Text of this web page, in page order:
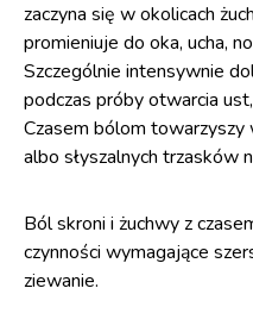
zaczyna się w okolicach
promieniuje do oka, ucha,
Szczególnie intensywnie
podczas próby otwarcia
Czasem bólom towarzyszy
albo słyszalnych trzasków
Ból skroni i żuchwy z
czynności wymagające
ziewanie.